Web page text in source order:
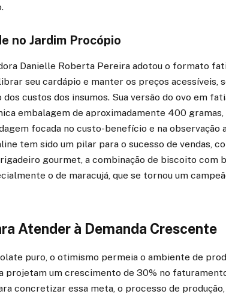
no Jardim Procópio
Danielle Roberta Pereira adotou o formato
seu cardápio e manter os preços acessíveis,
custos dos insumos. Sua versão do ovo em
embalagem de aproximadamente 400 gramas,
focada no custo-benefício e na observação
tem sido um pilar para o sucesso de vendas,
gourmet, a combinação de biscoito com
o de maracujá, que se tornou um
Atender à Demanda Crescente
puro, o otimismo permeia o ambiente de
projetam um crescimento de 30% no
concretizar essa meta, o processo de produção,